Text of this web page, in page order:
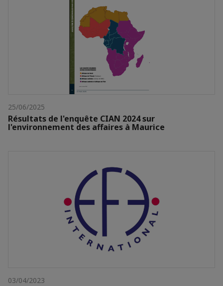
25/06/2025
Résultats de l'enquête CIAN 2024 sur
l'environnement des affaires à Maurice
03/04/2023